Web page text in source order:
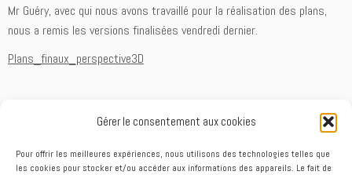
Gérer le consentement aux cookies
Pour offrir les meilleures expériences, nous utilisons des technologies telles que
les cookies pour stocker et/ou accéder aux informations des appareils. Le fait de
Mr Guéry, avec qui nous avons travaillé pour la réalisation des plans,
nous a remis les versions finalisées vendredi dernier.
Plans_finaux_perspective3D
←Bonjour à tous Les travaux ont débuté… →